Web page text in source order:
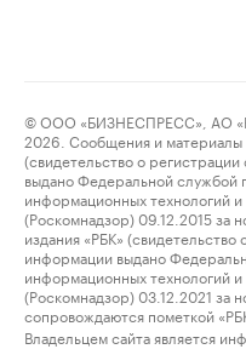
© ООО «БИЗНЕСПРЕСС», АО
2026. Сообщения и материалы
(свидетельство о
выдано Федеральной службой
информационных технологий
(Роскомнадзор) 09.12.2015
издания «РБК»
информации выдано
информационных технологий
(Роскомнадзор) 03.12.2021
сопровождаются пометкой
Владельцем сайта является